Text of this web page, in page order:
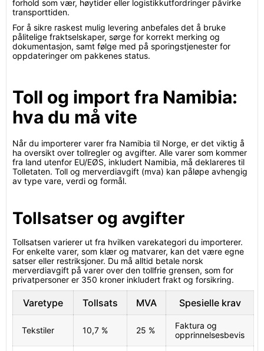
forhold som vær, høytider eller logistikkutfordringer påvirke
transporttiden.
For å sikre raskest mulig levering anbefales det å bruke
pålitelige fraktselskaper, sørge for korrekt merking og
dokumentasjon, samt følge med på sporingstjenester for
oppdateringer om pakkenes status.
Toll og import fra Namibia:
hva du må vite
Når du importerer varer fra Namibia til Norge, er det viktig å
ha oversikt over tollregler og avgifter. Alle varer som kommer
fra land utenfor EU/EØS, inkludert Namibia, må deklareres til
Tolletaten. Toll og merverdiavgift (mva) kan påløpe avhengig
av type vare, verdi og formål.
Tollsatser og avgifter
Tollsatsen varierer ut fra hvilken varekategori du importerer.
For enkelte varer, som klær og matvarer, kan det være egne
satser eller restriksjoner. Du må alltid betale norsk
merverdiavgift på varer over den tollfrie grensen, som for
privatpersoner er 350 kroner inkludert frakt og forsikring.
Varetype Tollsats MVA Spesielle krav
Tekstiler 10,7 % 25 %
Faktura og
opprinnelsesbevis